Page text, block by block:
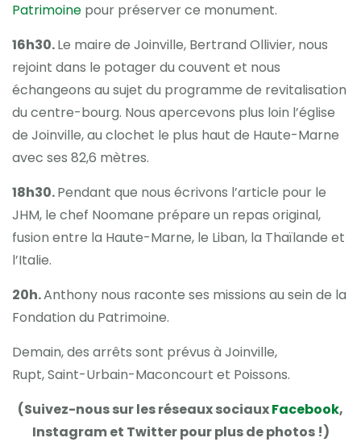
Patrimoine pour préserver ce monument.
16h30.Le maire de Joinville, Bertrand Ollivier, nous
rejoint dans le potager du couvent et nous
échangeons au sujet du programme de revitalisation
du centre-bourg. Nous apercevons plus loin l’église
de Joinville, au clochet le plus haut de Haute-Marne
avec ses 82,6 mètres.
18h30.Pendant que nous écrivons l’article pour le
JHM, le chef Noomane prépare un repas original,
fusion entre la Haute-Marne, le Liban, la Thaïlande et
l’Italie.
20h.Anthony nous raconte ses missions au sein de la
Fondation du Patrimoine.
Demain, des arrêts sont prévus à Joinville,
Rupt, Saint-Urbain-Maconcourt et Poissons.
(Suivez-nous sur les réseaux sociauxFacebook,
Instagram et Twitter pour plus de photos !)